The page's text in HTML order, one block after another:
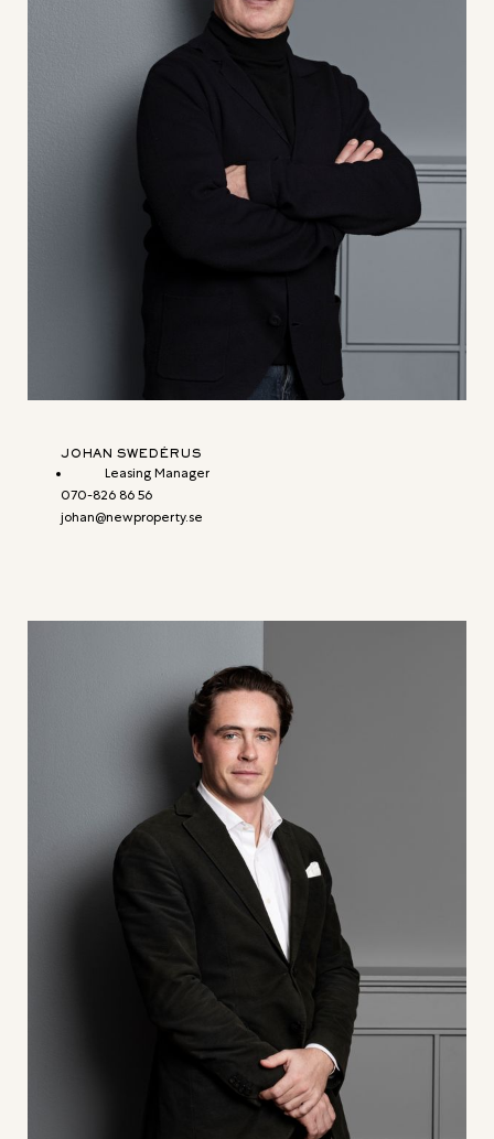
JOHAN SWEDÉRUS
Leasing Manager
070-826 86 56
johan@newproperty.se